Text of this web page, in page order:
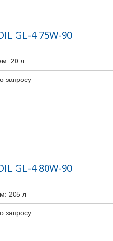
GL-4 75W-90
20 л
запросу
GL-4 80W-90
205 л
запросу